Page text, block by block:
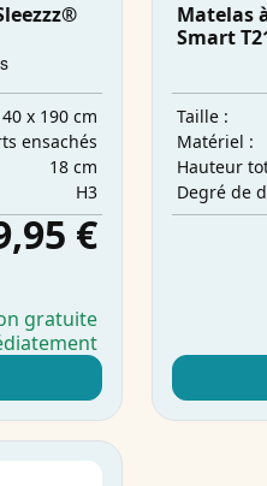
x 190 cm
ensachés
18 cm
H3
€
gratuite
Matelas
Smart
Taille :
Matériel :
Hauteur
Degré de